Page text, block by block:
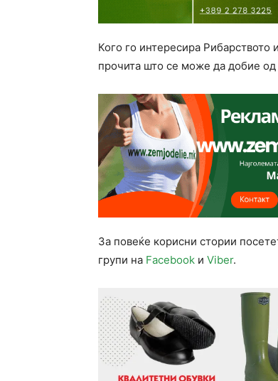
Кого го интересира Рибарството
прочита што се може да добие од
За повеќе корисни стории
групи на Facebook и Viber.